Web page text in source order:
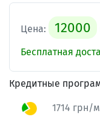
Цена: 12000
Бесплатная
Кредитные
1714 грн/